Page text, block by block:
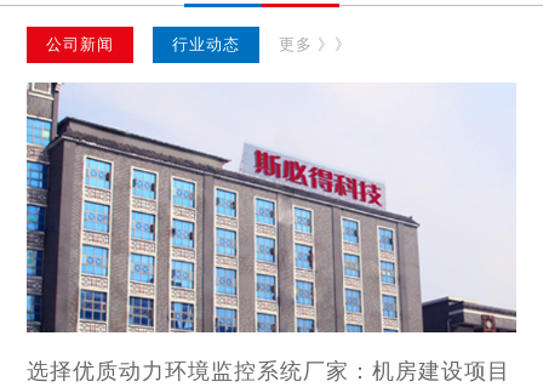
公司新闻 行业动态 更多 》》
选择优质动力环境监控系统厂家：机房建设项目